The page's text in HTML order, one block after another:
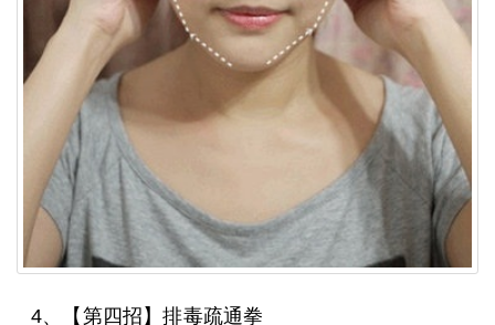
4、【第四招】排毒疏通拳